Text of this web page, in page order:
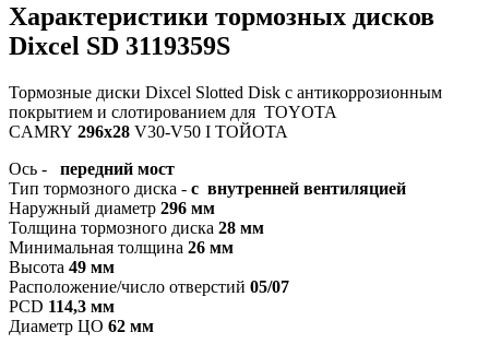
Характеристики тормозных дисков
Dixcel SD 3119359S
Тормозные диски Dixcel Slotted Disk с антикоррозионным
покрытием и слотированием для TOYOTA
CAMRY 296x28 V30-V50 I ТОЙОТА
Ось -
передний мост
Тип тормозного диска - с внутренней вентиляцией
Наружный диаметр 296 мм
Толщина тормозного диска 28 мм
Минимальная толщина 26 мм
Высота 49 мм
Расположение/число отверстий 05/07
PCD 114,3 мм
Диаметр ЦО 62 мм